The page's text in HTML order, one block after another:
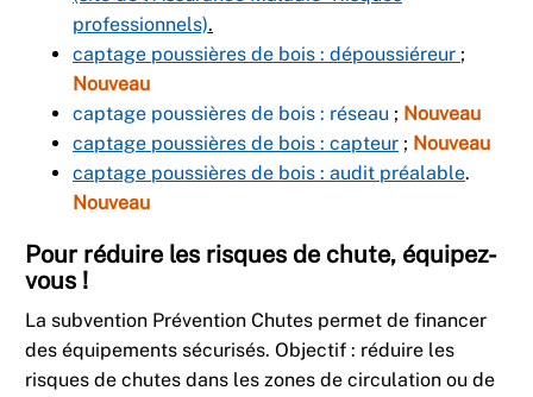
professionnels).
captage poussières de bois : dépoussiéreur ;
Nouveau
captage poussières de bois : réseau ; Nouveau
captage poussières de bois : capteur ; Nouveau
captage poussières de bois : audit préalable.
Nouveau
Pour réduire les risques de chute, équipez-
vous !
La subvention Prévention Chutes permet de financer
des équipements sécurisés. Objectif : réduire les
risques de chutes dans les zones de circulation ou de